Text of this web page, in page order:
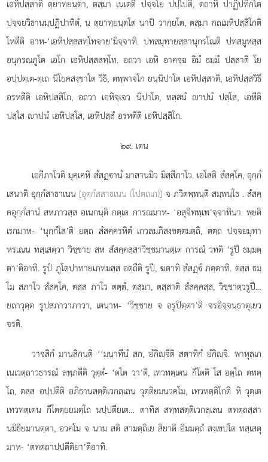
เอหิปสฺสาติ ตฺยาทฺยนฺตา, ตสฺมา เนเตติ ปจฺจโย ปปฺโปติ, ตถาหิ ปาฏิปทิกโต
ปจฺจยวิธานมฺปฏิปาทิตํ, น ตฺยาทฺยนฺตโต นาปิ วากฺยโต, ตสฺมา กถเมหิปสฺสิโกติ
โหตีติ อาห-‘เอหิปสฺสสทฺโทจาย’มิจฺจาทิ. ปทสมุทายสฺสานุกรโณติ ปทสมูหสฺส
อนุกรณภูโต เอโก เอหิปสฺสสทฺโท. อถวา เอหิ อาคจฺฉ อิมํ ธมฺมํ ปสฺสาติ โย
อปฺปตฺเต-ตฺเถ นิโยคสงฺขาโต วิธิ, ตพฺพาจโก ยนฺนิปาโต เอหิปสฺสาติ, เอหิปสฺสวิธึ
อรหตีติ เอหิปสฺสิโก, อถวา เอหิจฺเจว นิปาโต, ทสฺสนํ าปนํ ปสฺโส, เอหีติ
ปสฺโส าปนํ เอหิปสฺโส, เอหิปสฺสํ อรหตีติ เอหิปสฺสิโก.
๒๙. เตน
เอกีภาโวติ มุคฺเคหิ สํสฏฺานํ มาสานมิว มิสฺสีภาโว. เอโสติ สํสคฺโค, อุกฺกํ
เสนาติ อุกฺกํสาธาเนน [อุตฺกํสสาธเนน (โปตฺถเก)] จ ภวิตพฺพนฺติ สมฺพนฺโธ . สํสคฺ
คอุกฺกํสานํ สหภาวสฺส อเนกนฺติ กตฺเต การณมาห- ‘อสุจิทพฺเพ’จฺจาทินา. พฺยติ
เรกมาห- ‘นุกฺกํโส’ติ ยตฺถ สํสคฺครหิตํ เกวลมภิสงฺขตฺตมตฺถิ, ตตฺถ ปจฺจยมุทา
หรเณน ทสฺเสตฺวา วิชฺชาย สห สํสคฺคสฺสาวิชฺชมานตฺเต การณํ วทติ ‘รูปี ธมฺมตฺ
ตา’ติอาทิ. รูปํ ภูโตปาทายเภทมสฺส อตฺถีติ รูปี, ฆตาทิ สํสฏฺํ ภตฺตาทิ. ตสฺส ธมฺ
โม สภาโว สํสคฺโค, ตสฺส ภาโว ตตฺตํ, ตสฺมา, ตสฺสาติ สํสคฺคสฺส, วิชฺชาตฺวรูปี…
ยถาวุตฺต รูปสภาวาภาวา, เตนาห- ‘วิชฺชาย จ อรูปิตฺตา’ติ จรอิจฺจนฺธาตุเยว
จรติ.
วาจสิกํ มานสิกนฺติ ‘‘มนาทีนํ สก, ยํกิฺจีติ สตาทิกํ ยํกิฺจิ. พาหุลเก
เนเวตฺถาวธารณํ ลพฺภตีติ วุตฺตํ- ‘ตโต วา’ติ, เทวทตฺเตน กีโตติ โส อตฺโถ ตทตฺ
โถ, ตสฺส อปฺปตีติ อภิธานสตฺติเวกลฺเลน วุตฺติยมนวคโม, เทวทตฺติโกติ หิ วุตฺเต
เทวทตฺเตน กีโตตฺยยมตฺโถ นปฺปตียเต… ตาทิส สทฺทสตฺติเวกลฺเลน ตทตฺถสฺสา
นมิธียมานตฺตา, อวคโม จ นาม สติ สามตฺถิเย สิยาติ อิมมตฺถํ สงฺเขปโต ทสฺเสตุ
มาห- ‘ตทตฺถาปฺปตีติยา’ติอาทิ.